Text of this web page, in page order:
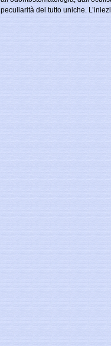
peculiarità del tutto uniche.